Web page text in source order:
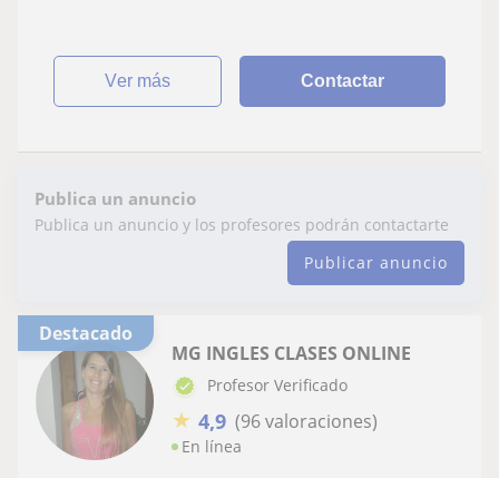
ver más Contactar
Publica un anuncio
Publica un anuncio y los profesores podrán contactarte
Publicar anuncio
Destacado
MG INGLES CLASES ONLINE
Profesor Verificado
★ 4,9 (96 valoraciones)
En línea